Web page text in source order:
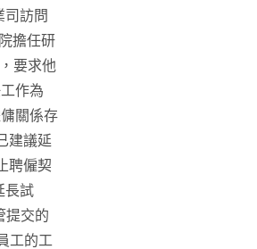
司訪問
擔任研
要求他
作為
關係存
建議延
聘僱契
長試
提交的
工的工